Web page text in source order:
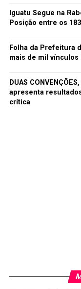
Iguatu Segue na
Posição entre os
Folha da Prefeitura
mais de mil
DUAS
apresenta
crítica